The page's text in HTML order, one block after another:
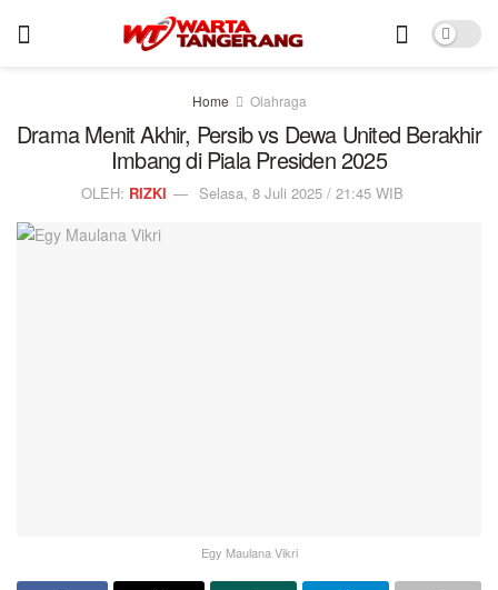
Home Olahraga
Drama Menit Akhir, Persib vs Dewa United Berakhir
Imbang di Piala Presiden 2025
OLEH: RIZKI Selasa, 8 Juli 2025 / 21:45 WIB
Egy Maulana Vikri